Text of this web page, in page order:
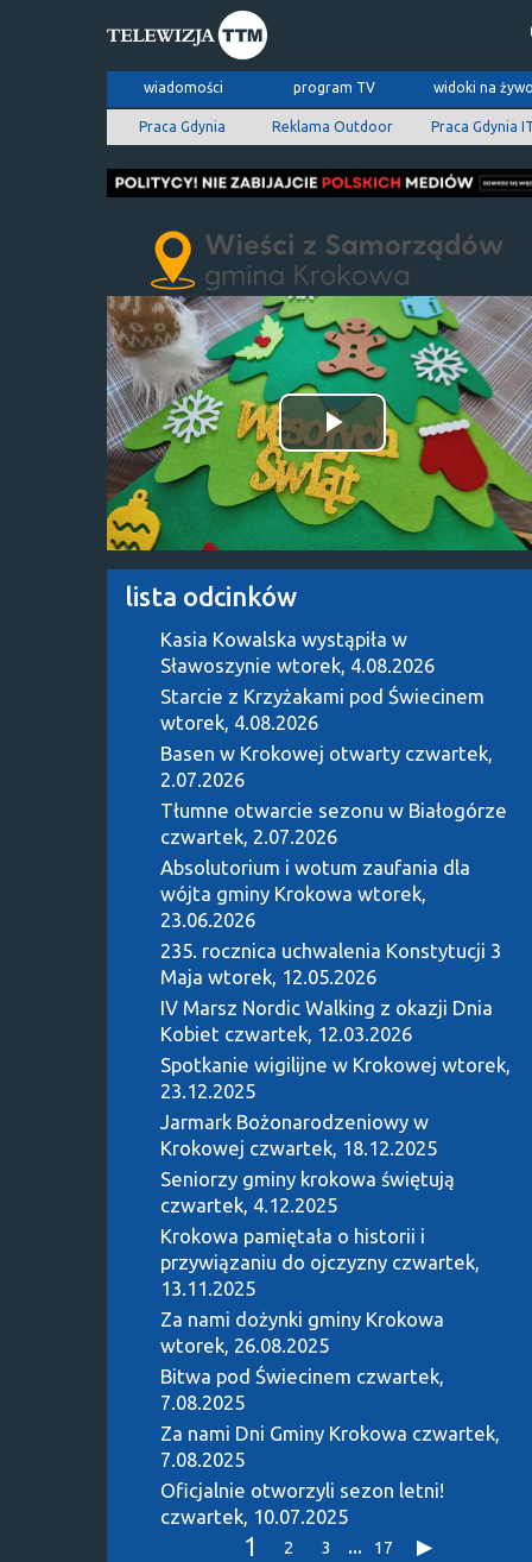
wiadomości program TV widoki na
Praca Gdynia Reklama Outdoor Praca Gdynia
Odtwórz
wideo
lista odcinków
Kasia Kowalska wystąpiła w
Sławoszynie wtorek, 4.08.2026
Starcie z Krzyżakami pod Świecinem
wtorek, 4.08.2026
Basen w Krokowej otwarty czwartek,
2.07.2026
Tłumne otwarcie sezonu w Białogórze
czwartek, 2.07.2026
Absolutorium i wotum zaufania dla
wójta gminy Krokowa wtorek,
23.06.2026
235. rocznica uchwalenia Konstytucji 3
Maja wtorek, 12.05.2026
IV Marsz Nordic Walking z okazji Dnia
Kobiet czwartek, 12.03.2026
Spotkanie wigilijne w Krokowej wtorek,
23.12.2025
Jarmark Bożonarodzeniowy w
Krokowej czwartek, 18.12.2025
Seniorzy gminy krokowa świętują
czwartek, 4.12.2025
Krokowa pamiętała o historii i
przywiązaniu do ojczyzny czwartek,
13.11.2025
Za nami dożynki gminy Krokowa
wtorek, 26.08.2025
Bitwa pod Świecinem czwartek,
7.08.2025
Za nami Dni Gminy Krokowa czwartek,
7.08.2025
Oficjalnie otworzyli sezon letni!
czwartek, 10.07.2025
1 2 3 ... 17